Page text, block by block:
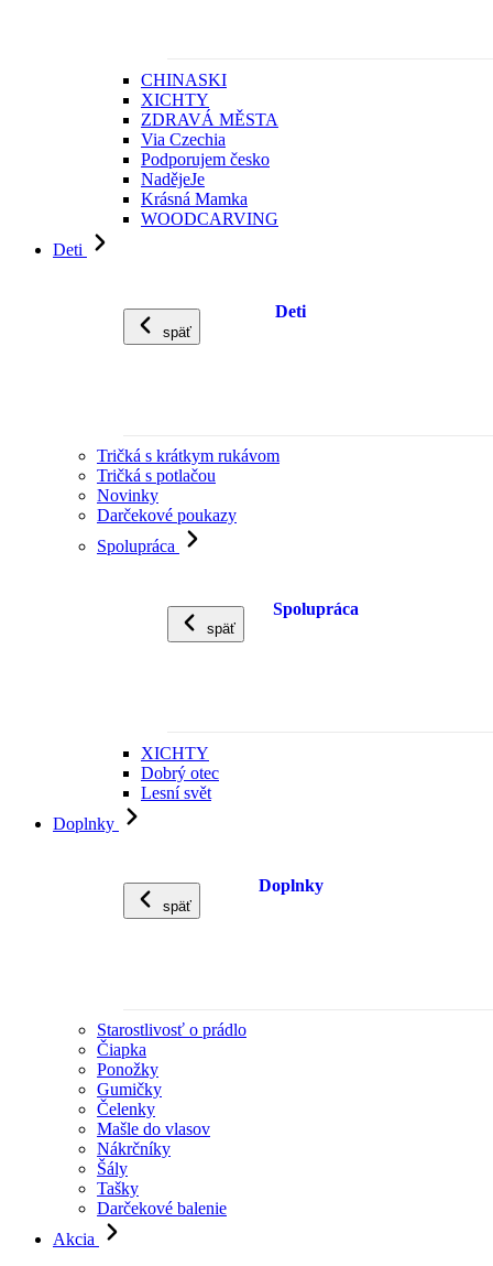
CHINASKI
XICHTY
ZDRAVÁ MĚSTA
Via Czechia
Podporujem česko
NadějeJe
Krásná Mamka
WOODCARVING
Deti
späť
Deti
Tričká s krátkym rukávom
Tričká s potlačou
Novinky
Darčekové poukazy
Spolupráca
späť
Spolupráca
XICHTY
Dobrý otec
Lesní svět
Doplnky
späť
Doplnky
Starostlivosť o prádlo
Čiapka
Ponožky
Gumičky
Čelenky
Mašle do vlasov
Nákrčníky
Šály
Tašky
Darčekové balenie
Akcia